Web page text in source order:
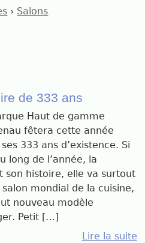
› Salons
de 333 ans
Haut de gamme
fêtera cette année
333 ans d’existence. Si
long de l’année, la
son histoire, elle va surtout
mondial de la cuisine,
nouveau modèle
Petit […]
Lire la suite